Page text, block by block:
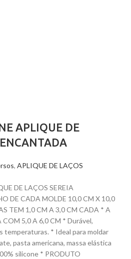
APLIQUE DE
, APLIQUE DE LAÇOS
DE LAÇOS SEREIA
DE CADA MOLDE 10,0 CM X 10,0
TEM 1,0 CM A 3,0 CM CADA * A
5,0 A 6,0 CM * Durável,
temperaturas. * Ideal para moldar
pasta americana, massa elástica
silicone * PRODUTO